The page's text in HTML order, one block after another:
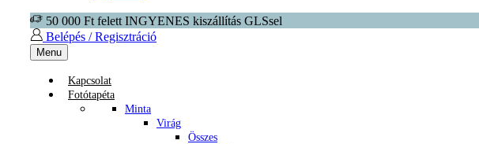
50 000 Ft felett INGYENES kiszállítás GLSsel
Belépés / Regisztráció
Menu
Kapcsolat
Fotótapéta
Minta
Virág
Összes